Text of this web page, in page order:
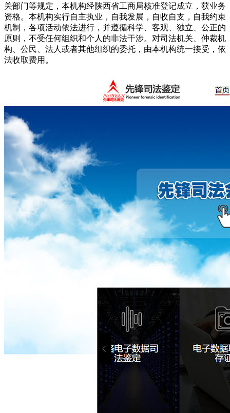
关部门等规定，本机构经陕西省工商局核准登记成立，获业务
资格。本机构实行自主执业，自我发展，自收自支，自我约束
机制，各项活动依法进行，并遵循科学、客观、独立、公正的
原则，不受任何组织和个人的非法干涉。对司法机关、仲裁机
构、公民、法人或者其他组织的委托，由本机构统一接受，依
法收取费用。